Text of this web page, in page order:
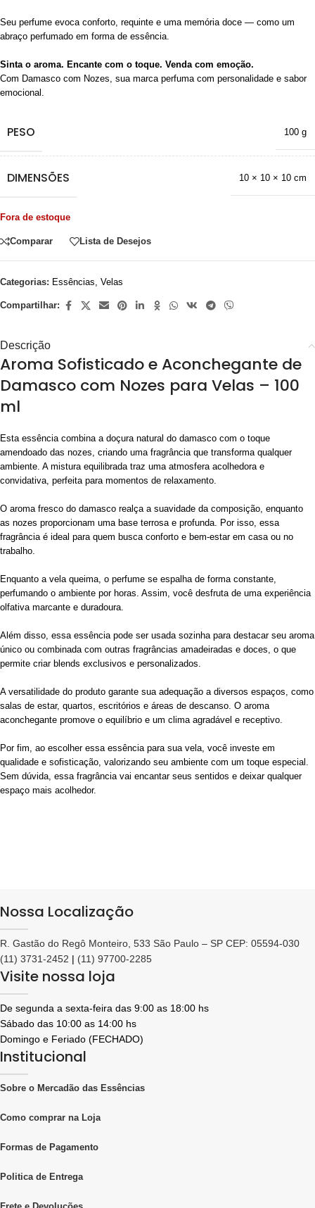
Seu perfume evoca conforto, requinte e uma memória doce — como um
abraço perfumado em forma de essência.
Sinta o aroma. Encante com o toque. Venda com emoção.
Com Damasco com Nozes, sua marca perfuma com personalidade e sabor
emocional.
PESO 100 g
DIMENSÕES 10 × 10 × 10 cm
Fora de estoque
Comparar Lista de Desejos
Categorias: Essências Velas
Compartilhar:
Descrição
Aroma Sofisticado e Aconchegante de
Damasco com Nozes para Velas – 100
ml
Esta essência combina a doçura natural do damasco com o toque
amendoado das nozes, criando uma fragrância que transforma qualquer
ambiente. A mistura equilibrada traz uma atmosfera acolhedora e
convidativa, perfeita para momentos de relaxamento.
O aroma fresco do damasco realça a suavidade da composição, enquanto
as nozes proporcionam uma base terrosa e profunda. Por isso, essa
fragrância é ideal para quem busca conforto e bem-estar em casa ou no
trabalho.
Enquanto a vela queima, o perfume se espalha de forma constante,
perfumando o ambiente por horas. Assim, você desfruta de uma experiência
olfativa marcante e duradoura.
Além disso, essa essência pode ser usada sozinha para destacar seu aroma
único ou combinada com outras fragrâncias amadeiradas e doces, o que
permite criar blends exclusivos e personalizados.
A versatilidade do produto garante sua adequação a diversos espaços, como
salas de estar, quartos, escritórios e áreas de descanso. O aroma
aconchegante promove o equilíbrio e um clima agradável e receptivo.
Por fim, ao escolher essa essência para sua vela, você investe em
qualidade e sofisticação, valorizando seu ambiente com um toque especial.
Sem dúvida, essa fragrância vai encantar seus sentidos e deixar qualquer
espaço mais acolhedor.
Nossa Localização
R. Gastão do Regô Monteiro, 533 São Paulo – SP CEP: 05594-030
(11) 3731-2452 | (11) 97700-2285
Visite nossa loja
De segunda a sexta-feira das 9:00 as 18:00 hs
Sábado das 10:00 as 14:00 hs
Domingo e Feriado (FECHADO)
Institucional
Sobre o Mercadão das Essências
Como comprar na Loja
Formas de Pagamento
Politica de Entrega